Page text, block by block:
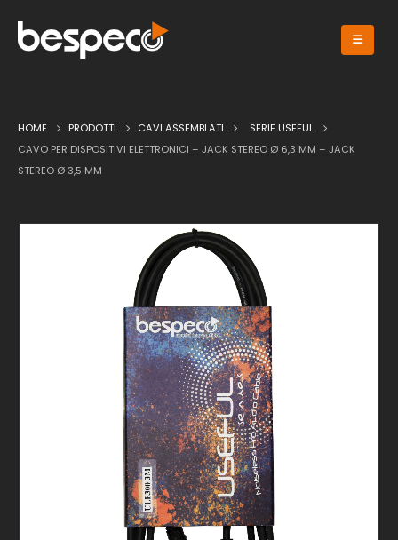
HOME PRODOTTI CAVI ASSEMBLATI
SERIE USEFUL
CAVO PER DISPOSITIVI ELETTRONICI – JACK STEREO Ø 6,3 MM – JACK
STEREO Ø 3,5 MM